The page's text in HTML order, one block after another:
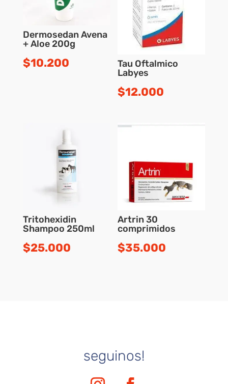
Dermosedan Avena
+ Aloe 200g
$10.200
Tau Oftalmico
Labyes
$12.000
Tritohexidin
Shampoo 250ml
$25.000
Artrin 30
comprimidos
$35.000
seguinos!